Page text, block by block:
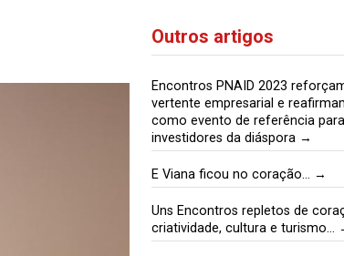
Outros artigos
Encontros PNAID 2023
vertente empresarial e
como evento de referência para
investidores da diáspora →
E Viana ficou no coração… →
Uns Encontros repletos de
criatividade, cultura e turismo…